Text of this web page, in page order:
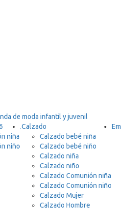
niña
niño
.Calzado
Calzado bebé niña
Calzado bebé niño
Calzado niña
Calzado niño
Calzado Comunión niña
Calzado Comunión niño
Calzado Mujer
Calzado Hombre